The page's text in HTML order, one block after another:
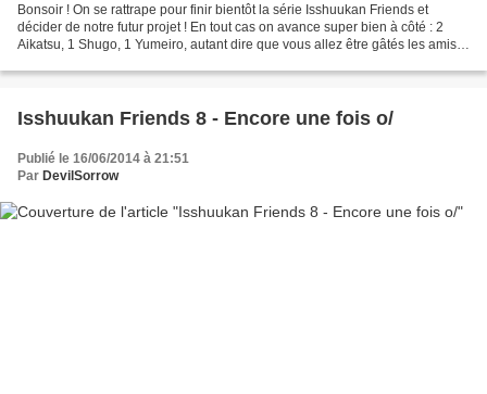
Bonsoir ! On se rattrape pour finir bientôt la série Isshuukan Friends et
décider de notre futur projet ! En tout cas on avance super bien à côté : 2
Aikatsu, 1 Shugo, 1 Yumeiro, autant dire que vous allez être gâtés les amis !
Isshuukan Friends 8 - Encore une fois o/
Publié le 16/06/2014 à 21:51
Par DevilSorrow